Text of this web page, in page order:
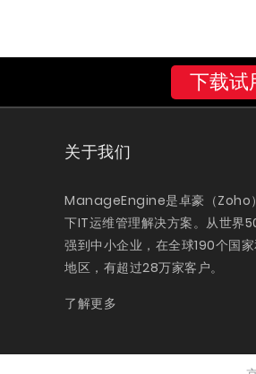
下载试
关于我们
ManageEngine是卓豪（Zoho
下IT运维管理解决方案。从世界
强到中小企业，在全球190个国家
地区，有超过28万家客户。
了解更多